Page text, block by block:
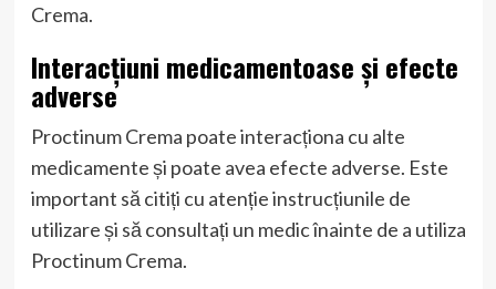
Crema.
Interacțiuni medicamentoase și efecte
adverse
Proctinum Crema poate interacționa cu alte
medicamente și poate avea efecte adverse. Este
important să citiți cu atenție instrucțiunile de
utilizare și să consultați un medic înainte de a utiliza
Proctinum Crema.